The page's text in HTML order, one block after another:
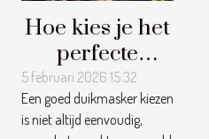
Hoe kies je het
perfecte
duikmasker
voor jouw
avonturen?
5 februari 2026 15:32
Een goed duikmasker kiezen
is niet altijd eenvoudig,